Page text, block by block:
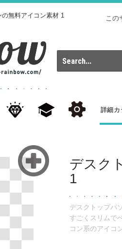
この
無料アイコン素材 1
詳細カ
デスク
1
デスクトップパ
すごくスリムで
コン系のアイコ